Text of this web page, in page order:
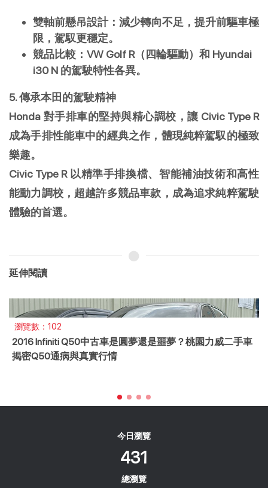
雙軸前懸吊設計：減少轉向不足，提升前驅車極
限，駕馭更穩定。
競品比較：VW Golf R（四輪驅動）和 Hyundai
i30 N 的駕駛特性各異。
5. 傳承本田的駕駛精神
Honda 對手排車的堅持與精心調校，讓 Civic Type R
成為手排性能車中的經典之作，體現純粹駕馭的極致
樂趣。
Civic Type R 以精準手排換檔、智能補油技術和高性
能動力調校，超越許多競品車款，成為追求純粹駕駛
體驗的首選。
延伸閱讀
瀏覽數：365
2021 Mazda CX-9 SKY-G 買車攻略：日系質感 7 人座休旅
王，桃園力威深度解析！
今日瀏覽
431
總瀏覽